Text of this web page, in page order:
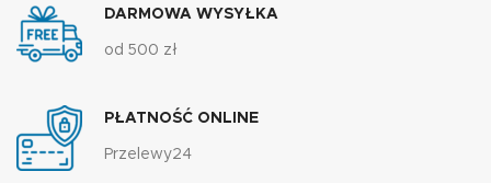
DARMOWA WYSYŁKA
od 500 zł
PŁATNOŚĆ ONLINE
Przelewy24